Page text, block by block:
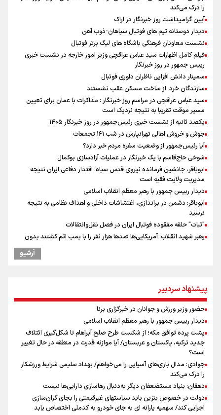
را درک می‌کند
آیین گرامیداشت روز خبرنگار در اراک
دیدار دوستانه تیم های فوتبال سپاهان-ذوب آهن
نشست معاونان فرهنگی باشگاه های لیگ برتر فوتبال
فیلم کامل اظهارات سید عباس عراقچی وزیر امور خارجه در نشست خبری
رییس جمهور در روز خبرنگار
سمینار دانش افزایی ناظران داوری فوتبال
سازندگان خرد از ساخت مسکن عقب نشستند
سید عباس عراقچی در مراسم روز خبرنگار : مذاکرات با عمان برای تعیین
مسیر موقت تقریبا به نتیجه نزدیک است
یکصد ثانیه از نشست خبری رئیس‌جمهور در روز خبرنگار ۱۴۰۵
جوش و خروش اهالی تهرانپارس در شب ۱۶۱ تجمعات
آیا رئیس‌جمهور از وضعیت سفره مردم خبر دارد؟
شوخی حاج‌قاسم با یک خبرنگار در عملیات آزادسازی بوکمال
ابوباقر، جانشین فرمانده نیروی قدس سپاه: اقتدار دفاعی ایران نتیجه
مدیریت ولایت فقیه است
دیدار رییس جمهور با رهبر معظم انقلاب اسلامی
ابوباقر: دشمن در براندازی، اغتشاشات داخلی و اهداف نظامی به نتیجه
نرسید
"ثبات" حلقه مفقوده فوتبال ایران در فصل نقل‌وانتقالات
رهبر شهید انقلاب: آمریکایی‌ها صدها هزار نفر را با بمب اتم کشتند بدون
ونس: در حال کار بر روی ایجاد یک سیستم ناوبری امن هستیم
پزشکیان‌: بهترین زمان برای دستیابی به توافق شرایط کنونی است/ در
مسیر صلح ، از حقوق ملت ایران کوتاه نمی آییم
پیش‌بینی قیمت طلا، سکه و دلار یکشنبه ۱۸ مرداد / دلار چه نقشه ای برای
بازار دارد؟
نشست استاندار فارس با خبرنگاران
آرشیو
پیشنهاد سردبیر
حضور وزیر ورزش و جوانان در خبرگزاری برنا
دیدار رییس جمهور با رهبر معظم انقلاب اسلامی
پشت پرده توافق مکه؛ از شکست طرح صلح آبراهام تا شکل‌گیری ائتلاف
جدید ترکیه، پاکستان و عربستان/ آیا موازنه قدرت در منطقه در حال تغییر
است؟
جوادی: مدال بازی‌های آسیایی را می‌خواهم/ بهداد سلیمی شرایط ورزشکار
را درک می‌کند
دهقان: بنیاد مستضعفان دیگر به‌دنبال رهاسازی دارایی‌ها نیست
دولت در خصوص بنزین باید سیاستهای غیرقیمتی را بجای گران‌سازی
اجرایی کند/ سهمیه یارانه ای به جای خودرو به کدملی اختصاص یابد